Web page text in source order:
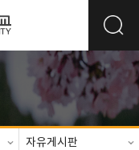
자유게시판